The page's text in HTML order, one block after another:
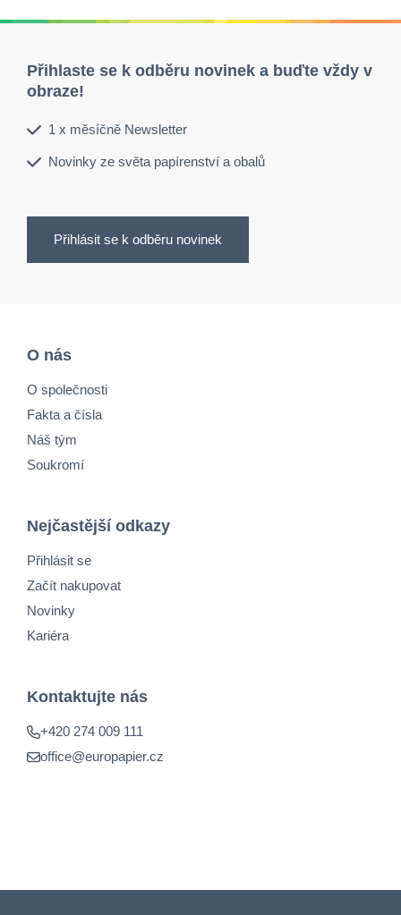
Přihlaste se k odběru novinek a buďte vždy v
obraze!
1 x měsíčně Newsletter
Novinky ze světa papírenství a obalů
Přihlásit se k odběru novinek
O nás
O společnosti
Fakta a čísla
Náš tým
Soukromí
Nejčastější odkazy
Přihlásit se
Začít nakupovat
Novinky
Kariéra
Kontaktujte nás
+420 274 009 111
office@europapier.cz